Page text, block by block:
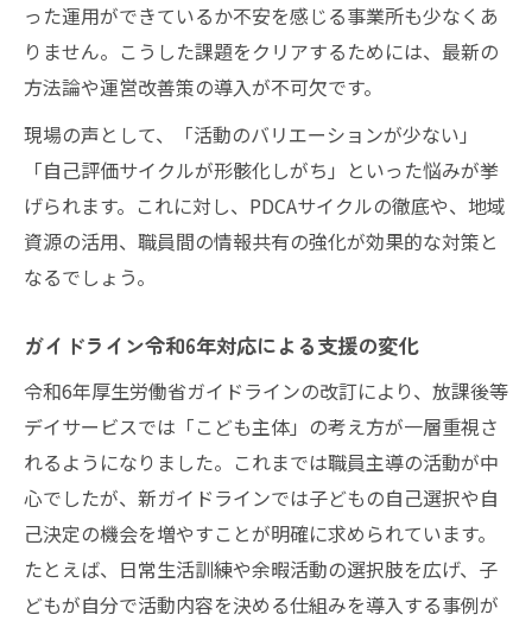
ガイドライン最新改定がもたらす運営変革
自己評価を活かしたPDCAサイクル強化法
厚生労働省マニュアルを活用した運営改善
事例
放課後等デイサービス運営で法律を遵守す
る工夫
多様な体験活動を叶える方法論に迫る
放課後等デイサービスにおける体験活動の
ムの設計法
参加型体験を通じた自己選択力の育て方
放課後等デイサービスで重視される体験活
動の工夫
地域交流と体験活動を連動させる実践的ア
プローチ
った運用ができているか不安を感じる事業所も少なくあ
りません。こうした課題をクリアするためには、最新の
方法論や運営改善策の導入が不可欠です。
現場の声として、「活動のバリエーションが少ない」
「自己評価サイクルが形骸化しがち」といった悩みが挙
げられます。これに対し、PDCAサイクルの徹底や、地域
資源の活用、職員間の情報共有の強化が効果的な対策と
なるでしょう。
ガイドライン令和6年対応による支援の変化
令和6年厚生労働省ガイドラインの改訂により、放課後等
デイサービスでは「こども主体」の考え方が一層重視さ
れるようになりました。これまでは職員主導の活動が中
心でしたが、新ガイドラインでは子どもの自己選択や自
己決定の機会を増やすことが明確に求められています。
たとえば、日常生活訓練や余暇活動の選択肢を広げ、子
どもが自分で活動内容を決める仕組みを導入する事例が